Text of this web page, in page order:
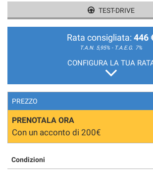
TEST-DRIVE
Rata consigliata: 446
T.A.N. 5,95% - T.A.E.G. 7%
CONFIGURA LA TUA
PREZZO
PRENOTALA ORA
Con un acconto di 200€
Condizioni